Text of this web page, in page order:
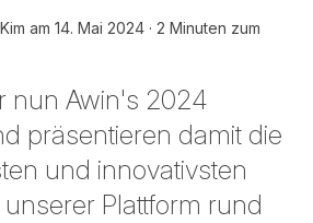
am 14. Mai 2024
2 Minuten zum
nun Awin's 2024
präsentieren damit die
und innovativsten
Plattform rund